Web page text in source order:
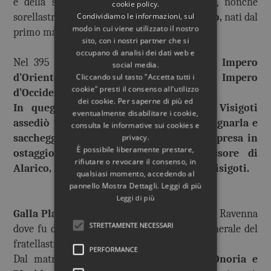
sorellastra degli imperatoriArcadio e Onorio,nati dal
primo matrimonio del padre.
Nel 395 d.C. l’impero romano fu diviso in
Impero
d’Oriente
sotto l’imperatore Arcadio e
Impero
d’Occidente
sotto l’imperatore Onorio.
In quegli stessi anni Alarico re dei Visigoti
assediò più volte Roma, e riuscì ad espugnarla e
saccheggiarla nel 410; Galla Placidia fu presa in
ostaggio e dovette sposare il successore di
Alarico, Atatulfo, diventando regina dei Visigoti.
Galla Placidia fu liberata nel 417
e tornò a Ravenna
dove fu data in moglie a Flavio Costanzo, generale del
fratellastro Onorio.
Dal matrimonio nacquero
Giusta Grata Onoria e
cookie policy.
Condividiamo le informazioni, sul
modo in cui viene utilizzato il nostro
sito, con i nostri partner che si
occupano di analisi dei dati web e
social media.
Cliccando sul tasto "Accetta tutti i
cookie" presti il consenso all'utilizzo
dei cookie. Per saperne di più ed
eventualmente disabilitare i cookie,
consulta le informative sui cookies e
privacy.
È possibile liberamente prestare,
rifiutare o revocare il consenso, in
qualsiasi momento, accedendo al
pannello Mostra Dettagli. Leggi di più
Leggi di più
STRETTAMENTE NECESSARI
PERFORMANCE